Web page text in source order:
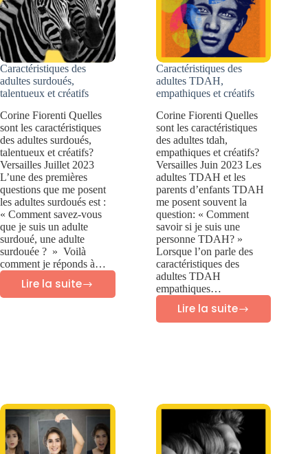
Caractéristiques des
adultes surdoués,
talentueux et créatifs
Corine Fiorenti Quelles
sont les caractéristiques
des adultes surdoués,
talentueux et créatifs?
Versailles Juillet 2023
L’une des premières
questions que me posent
les adultes surdoués est :
« Comment savez-vous
que je suis un adulte
surdoué, une adulte
surdouée ? » Voilà
comment je réponds à…
Lire la suite
Caractéristiques
créatifs
Caractéristiques des
adultes TDAH,
empathiques et créatifs
Corine Fiorenti Quelles
sont les caractéristiques
des adultes tdah,
empathiques et créatifs?
Versailles Juin 2023 Les
adultes TDAH et les
parents d’enfants TDAH
me posent souvent la
question: « Comment
savoir si je suis une
personne TDAH? »
Lorsque l’on parle des
caractéristiques des
adultes TDAH
empathiques…
Lire la suite
Caractéristiques
empathiques
et
créatifs